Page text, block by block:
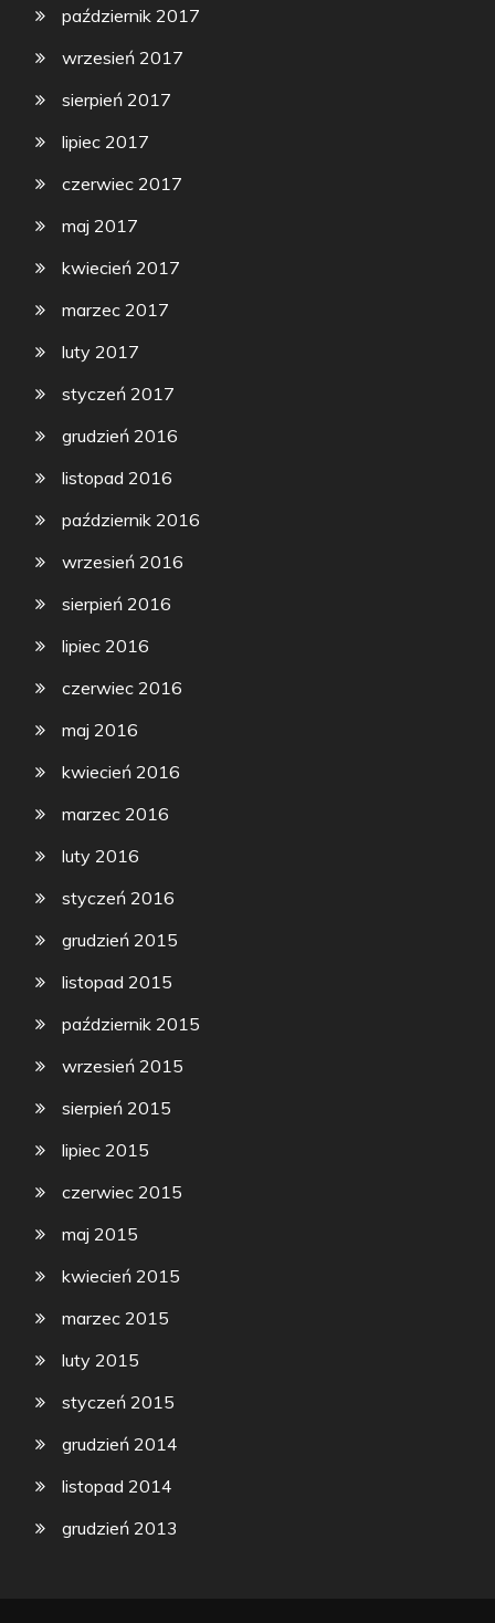
październik 2017
wrzesień 2017
sierpień 2017
lipiec 2017
czerwiec 2017
maj 2017
kwiecień 2017
marzec 2017
luty 2017
styczeń 2017
grudzień 2016
listopad 2016
październik 2016
wrzesień 2016
sierpień 2016
lipiec 2016
czerwiec 2016
maj 2016
kwiecień 2016
marzec 2016
luty 2016
styczeń 2016
grudzień 2015
listopad 2015
październik 2015
wrzesień 2015
sierpień 2015
lipiec 2015
czerwiec 2015
maj 2015
kwiecień 2015
marzec 2015
luty 2015
styczeń 2015
grudzień 2014
listopad 2014
grudzień 2013